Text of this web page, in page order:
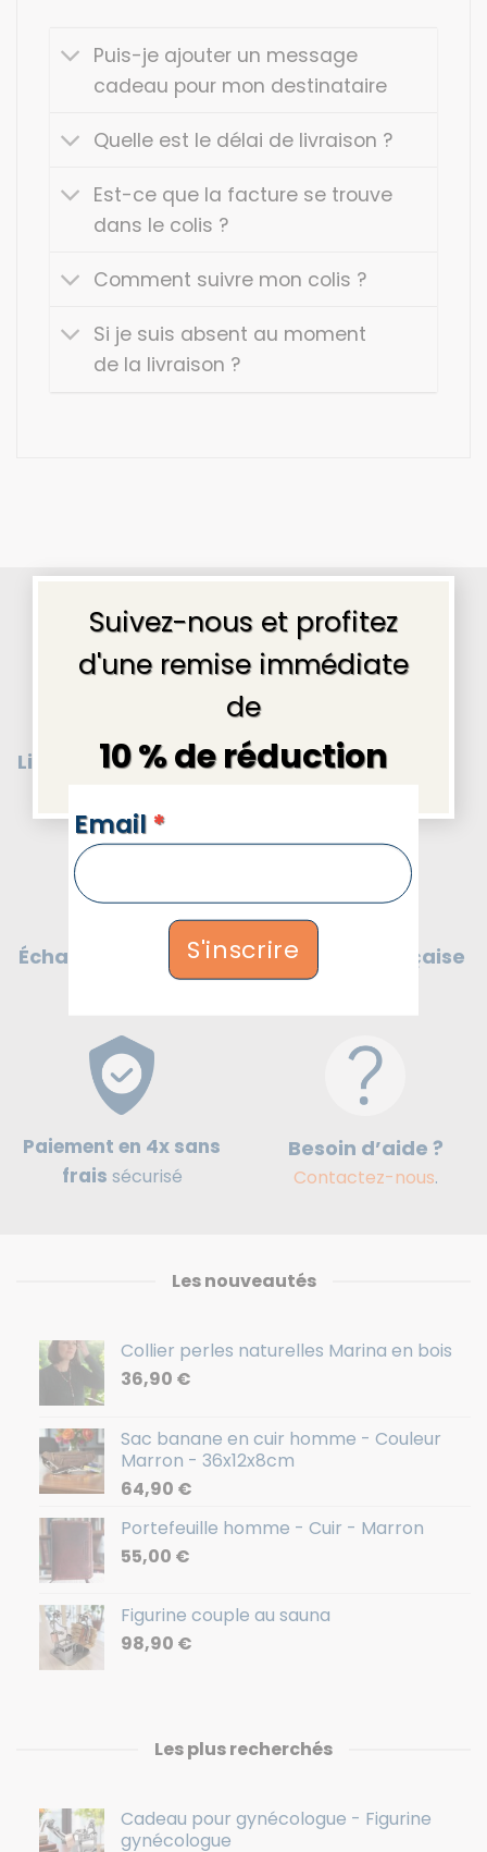
Suivez-nous et profitez
d'une remise immédiate
de
10 % de réduction
NEWSLETTERS
Email *
S'inscrire
Puis-je ajouter un message
cadeau pour mon destinataire
Quelle est le délai de livraison ?
Est-ce que la facture se trouve
dans le colis ?
Comment suivre mon colis ?
Si je suis absent au moment
de la livraison ?
Livraison gratuiteen
Message cadeau
Échanges & Retours Boutique française
Paiement en 4x sans
frais sécurisé
Besoin d’aide ?
Contactez-nous.
Les nouveautés
Collier perles naturelles Marina en bois
36,90 €
Sac banane en cuir homme - Couleur
Marron - 36x12x8cm
64,90 €
Portefeuille homme - Cuir - Marron
55,00 €
Figurine couple au sauna
98,90 €
Les plus recherchés
Cadeau pour gynécologue - Figurine
gynécologue